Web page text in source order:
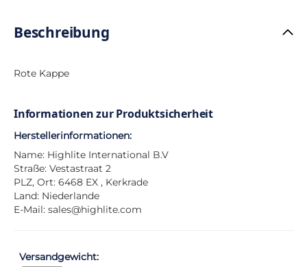
Beschreibung
Rote Kappe
Informationen zur Produktsicherheit
Herstellerinformationen:
Name: Highlite International B.V
Straße: Vestastraat 2
PLZ, Ort: 6468 EX , Kerkrade
Land: Niederlande
E-Mail: sales@highlite.com
Versandgewicht: